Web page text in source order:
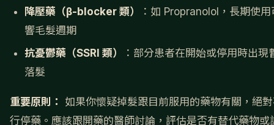
降壓藥（β-blocker 類）
：如 Propranolol，長期使用
響毛髮週期
抗憂鬱藥（SSRI 類）
：部分患者在開始或停用時出現
落髮
重要原則：
如果你懷疑掉髮跟目前服用的藥物有關，絕
行停藥。應該跟開藥的醫師討論，評估是否有替代藥物或